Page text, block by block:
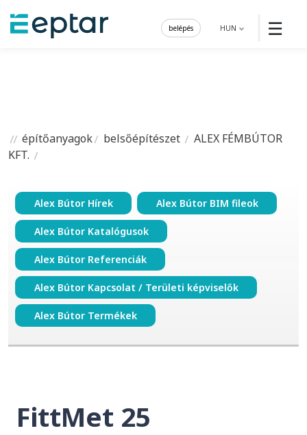
☰
HUN
belépés
építőanyagok belsőépítészet
ALEX FÉMBÚTOR
KFT.
Alex Bútor Hírek Alex Bútor BIM fileok
Alex Bútor Katalógusok
Alex Bútor Referenciák
Alex Bútor Kapcsolat / Területi képviselők
Alex Bútor Termékek
FittMet 25